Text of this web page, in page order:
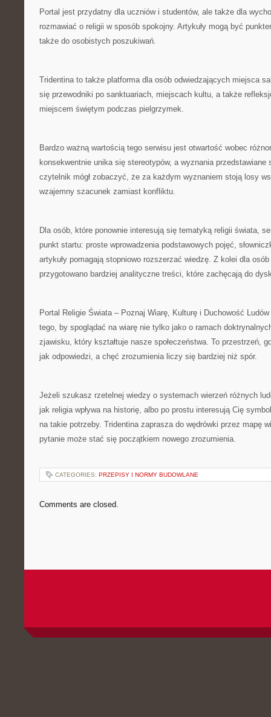
Portal jest przydatny dla uczniów i studentów, ale także dla
rozmawiać o religii w sposób spokojny. Artykuły mogą być
także do osobistych poszukiwań.
Tridentina to także platforma dla osób odwiedzających miejsca
się przewodniki po sanktuariach, miejscach kultu, a także
miejscem świętym podczas pielgrzymek.
Bardzo ważną wartością tego serwisu jest otwartość wobec
konsekwentnie unika się stereotypów, a wyznania
czytelnik mógł zobaczyć, że za każdym wyznaniem stoją losy
wzajemny szacunek zamiast konfliktu.
Dla osób, które ponownie interesują się tematyką religii świata,
punkt startu: proste wprowadzenia podstawowych pojęć,
artykuły pomagają stopniowo rozszerzać wiedzę. Z kolei dla
przygotowano bardziej analityczne treści, które zachęcają do
Portal Religie Świata – Poznaj Wiarę, Kulturę i Duchowość
tego, by spoglądać na wiarę nie tylko jako o ramach
zjawisku, który kształtuje nasze społeczeństwa. To przestrzeń,
jak odpowiedzi, a chęć zrozumienia liczy się bardziej niż spór.
Jeżeli szukasz rzetelnej wiedzy o systemach wierzeń różnych
jak religia wpływa na historię, albo po prostu interesują Cię
na takie potrzeby. Tridentina zaprasza do wędrówki przez mapę
pytanie może stać się początkiem nowego zrozumienia.
CATEGORIES: PRZEPISY I NORMY BUDOWLANE
Comments are closed.